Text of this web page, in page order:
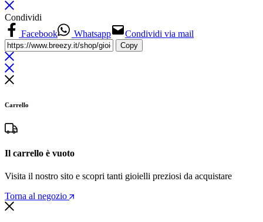
Condividi
Facebook
Whatsapp Condividi via mail
Copy
Carrello
Il carrello è vuoto
Visita il nostro sito e scopri tanti gioielli preziosi da acquistare
Torna al negozio